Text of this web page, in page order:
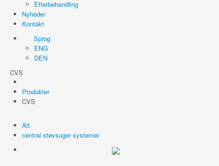
Efterbehandling
Nyheder
Kontakt
Sprog
ENG
DEN
CVS
Produkter
CVS
Alt
central støvsuger systemer